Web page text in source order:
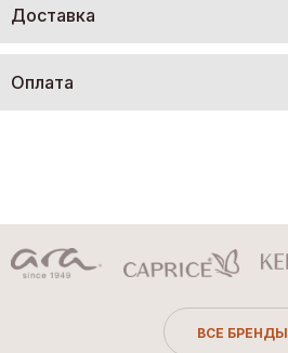
Доставка
Оплата
ВСЕ БРЕНДЫ